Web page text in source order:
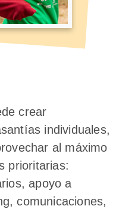
crear
individuales,
al máximo
prioritarias:
apoyo a
comunicaciones,